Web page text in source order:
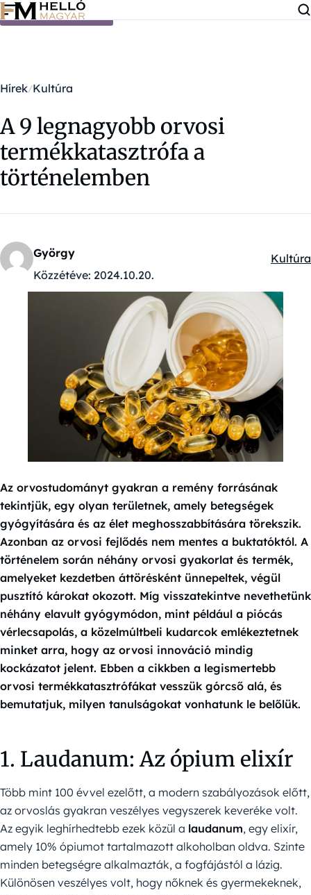
Ugrás a tartalomra
Hírek Kultúra
A 9 legnagyobb orvosi
termékkatasztrófa a
történelemben
György
Közzétéve: 2024.10.20.
Kultúra
Az orvostudományt gyakran a remény forrásának
tekintjük, egy olyan területnek, amely betegségek
gyógyítására és az élet meghosszabbítására törekszik.
Azonban az orvosi fejlődés nem mentes a buktatóktól. A
történelem során néhány orvosi gyakorlat és termék,
amelyeket kezdetben áttörésként ünnepeltek, végül
pusztító károkat okozott. Míg visszatekintve nevethetünk
néhány elavult gyógymódon, mint például a piócás
vérlecsapolás, a közelmúltbeli kudarcok emlékeztetnek
minket arra, hogy az orvosi innováció mindig
kockázatot jelent. Ebben a cikkben a legismertebb
orvosi termékkatasztrófákat vesszük górcső alá, és
bemutatjuk, milyen tanulságokat vonhatunk le belőlük.
1. Laudanum: Az ópium elixír
Több mint 100 évvel ezelőtt, a modern szabályozások előtt,
az orvoslás gyakran veszélyes vegyszerek keveréke volt.
Az egyik leghírhedtebb ezek közül a laudanum, egy elixír,
amely 10% ópiumot tartalmazott alkoholban oldva. Szinte
minden betegségre alkalmazták, a fogfájástól a lázig.
Különösen veszélyes volt, hogy nőknek és gyermekeknek,